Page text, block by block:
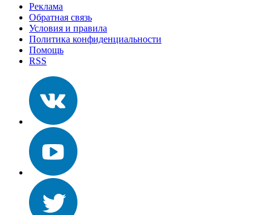
Реклама
Обратная связь
Условия и правила
Политика конфиденциальности
Помощь
RSS